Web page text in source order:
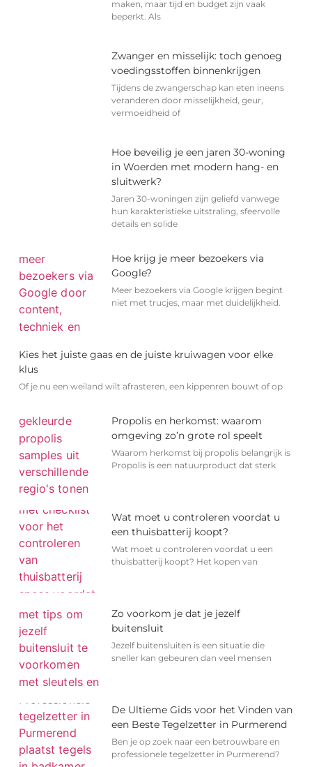
maken, maar tijd en budget zijn vaak
beperkt. Als
Zwanger en misselijk: toch genoeg
voedingsstoffen binnenkrijgen
Tijdens de zwangerschap kan eten ineens
veranderen door misselijkheid, geur,
vermoeidheid of
Hoe beveilig je een jaren 30-woning
in Woerden met modern hang- en
sluitwerk?
Jaren 30-woningen zijn geliefd vanwege
hun karakteristieke uitstraling, sfeervolle
details en solide
Hoe krijg je meer bezoekers via
Google?
Meer bezoekers via Google krijgen begint
niet met trucjes, maar met duidelijkheid.
Kies het juiste gaas en de juiste kruiwagen voor elke
klus
Of je nu een weiland wilt afrasteren, een kippenren bouwt of op
Propolis en herkomst: waarom
omgeving zo’n grote rol speelt
Waarom herkomst bij propolis belangrijk is
Propolis is een natuurproduct dat sterk
Wat moet u controleren voordat u
een thuisbatterij koopt?
Wat moet u controleren voordat u een
thuisbatterij koopt? Het kopen van
Zo voorkom je dat je jezelf
buitensluit
Jezelf buitensluiten is een situatie die
sneller kan gebeuren dan veel mensen
De Ultieme Gids voor het Vinden van
een Beste Tegelzetter in Purmerend
Ben je op zoek naar een betrouwbare en
professionele tegelzetter in Purmerend?